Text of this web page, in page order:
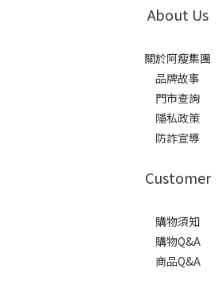
About Us
關於阿瘦集團
品牌故事
門市查詢
隱私政策
防詐宣導
Customer
購物須知
購物Q&A
商品Q&A